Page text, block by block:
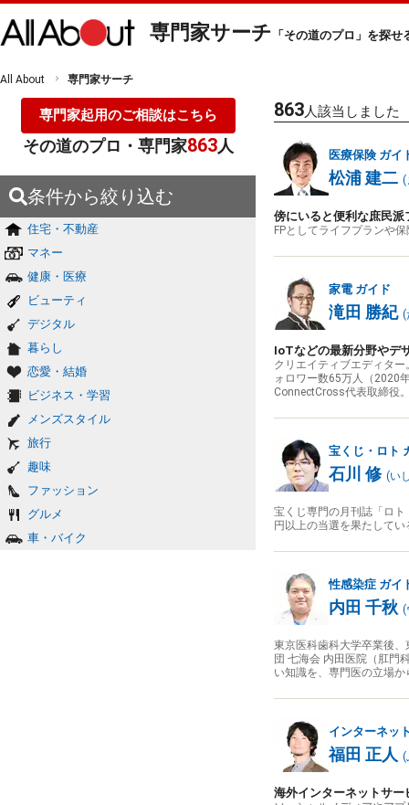
専門家サーチ 「その道のプロ」を探せ
All About 専門家サーチ
専門家起用のご相談はこちら
その道のプロ・専門家863人
条件から絞り込む
住宅・不動産
マネー
健康・医療
ビューティ
デジタル
暮らし
恋愛・結婚
ビジネス・学習
メンズスタイル
旅行
趣味
ファッション
グルメ
車・バイク
863人該当しました
医療保険 ガイ
松浦 建二 (
傍にいると便利な庶民
FPとしてライフプランや
家電 ガイド
滝田 勝紀 (
IoTなどの最新分野やデ
クリエイティブエディタ
ォロワー数65万人（2020
ConnectCross代表取締役
宝くじ・ロト
石川 修 (い
宝くじ専門の月刊誌「ロ
円以上の当選を果たして
性感染症 ガイ
内田 千秋 (
東京医科歯科大学卒業後
団 七海会 内田医院（肛門
い知識を、専門医の立場
インターネッ
福田 正人 (
海外インターネットサ